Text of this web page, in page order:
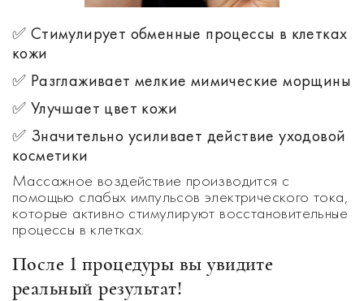
✅ Стимулирует обменные процессы в клетках
кожи
✅ Разглаживает мелкие мимические морщины
✅ Улучшает цвет кожи
✅ Значительно усиливает действие уходовой
косметики
Массажное воздействие производится с
помощью слабых импульсов электрического тока,
которые активно стимулируют восстановительные
процессы в клетках.
После 1 процедуры вы увидите
реальный результат!